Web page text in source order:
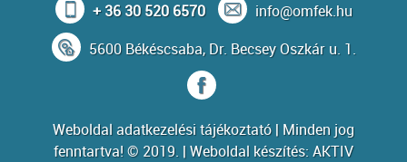
+ 36 30 520 6570
info@omfek.hu
5600 Békéscsaba, Dr. Becsey Oszkár u. 1.
Weboldal adatkezelési tájékoztató| Minden jog
fenntartva! © 2019. | Weboldal készítés:AKTIV